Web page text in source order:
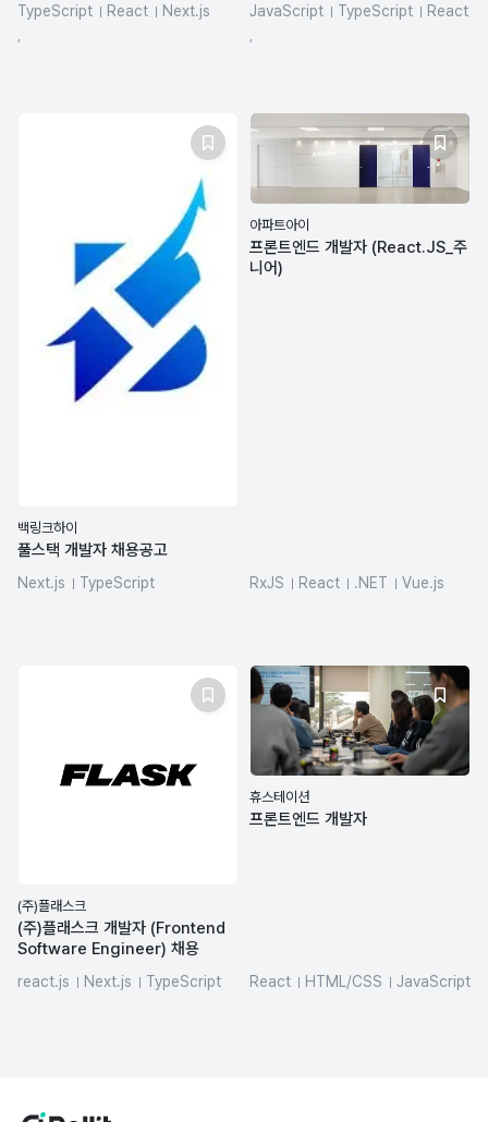
TypeScript React
Next.js
JavaScript TypeScript
React
백링크하이
풀스택 개발자 채용공고
Next.js
TypeScript
아파트아이
프론트엔드 개발자 (React.JS_주
니어)
RxJS React .NET
Vue.js
(주)플래스크
(주)플래스크 개발자 (Frontend
Software Engineer) 채용
react.js Next.js
TypeScript
휴스테이션
프론트엔드 개발자
React HTML/CSS
JavaScript